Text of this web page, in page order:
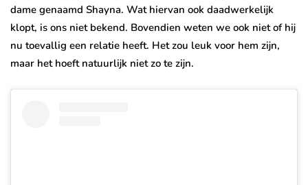
dame genaamd Shayna. Wat hiervan ook daadwerkelijk
klopt, is ons niet bekend. Bovendien weten we ook niet of hij
nu toevallig een relatie heeft. Het zou leuk voor hem zijn,
maar het hoeft natuurlijk niet zo te zijn.